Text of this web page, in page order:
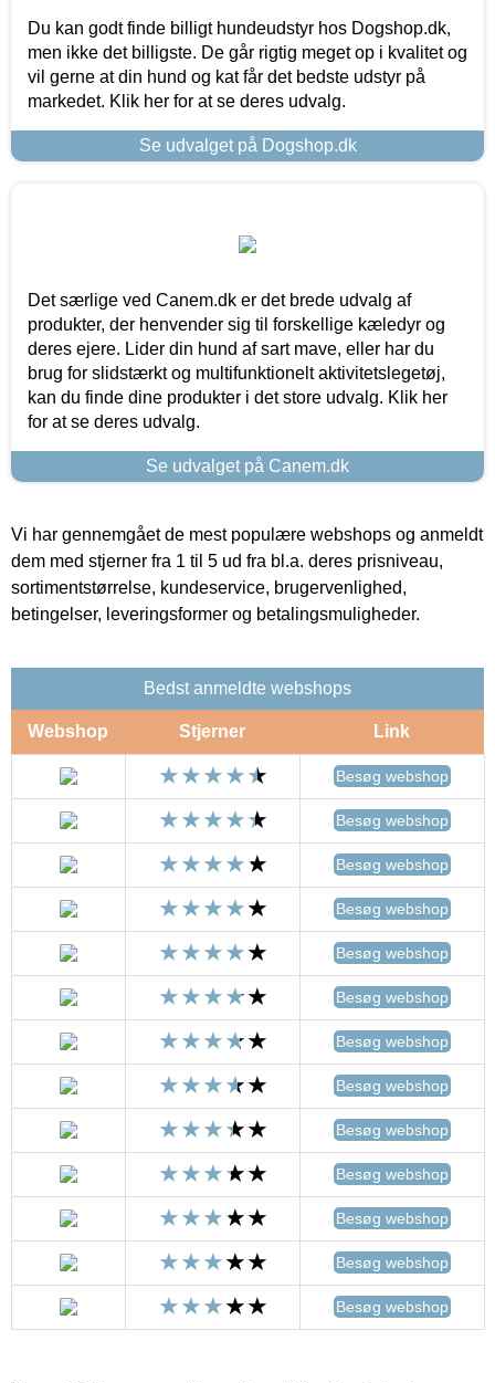
Du kan godt finde billigt hundeudstyr hos Dogshop.dk,
men ikke det billigste. De går rigtig meget op i kvalitet og
vil gerne at din hund og kat får det bedste udstyr på
markedet. Klik her for at se deres udvalg.
Se udvalget på Dogshop.dk
Det særlige ved Canem.dk er det brede udvalg af
produkter, der henvender sig til forskellige kæledyr og
deres ejere. Lider din hund af sart mave, eller har du
brug for slidstærkt og multifunktionelt aktivitetslegetøj,
kan du finde dine produkter i det store udvalg. Klik her
for at se deres udvalg.
Se udvalget på Canem.dk
Vi har gennemgået de mest populære webshops og anmeldt
dem med stjerner fra 1 til 5 ud fra bl.a. deres prisniveau,
sortimentstørrelse, kundeservice, brugervenlighed,
betingelser, leveringsformer og betalingsmuligheder.
Bedst anmeldte webshops
Webshop Stjerner Link
Besøg webshop
Besøg webshop
Besøg webshop
Besøg webshop
Besøg webshop
Besøg webshop
Besøg webshop
Besøg webshop
Besøg webshop
Besøg webshop
Besøg webshop
Besøg webshop
Besøg webshop